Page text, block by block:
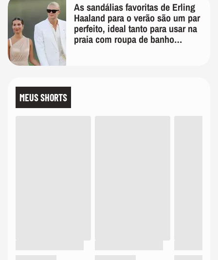
As sandálias favoritas de Erling
Haaland para o verão são um par
perfeito, ideal tanto para usar na
praia com roupa de banho
MEUS SHORTS